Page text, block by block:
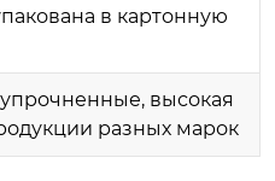
в картонную
высокая
разных марок